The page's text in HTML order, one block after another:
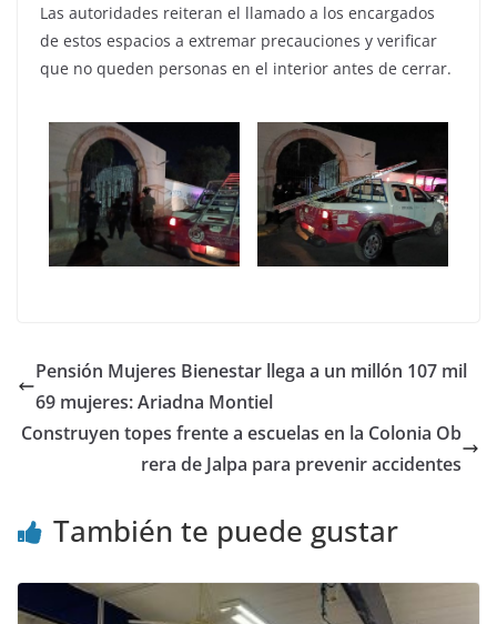
Las autoridades reiteran el llamado a los encargados
de estos espacios a extremar precauciones y verificar
que no queden personas en el interior antes de cerrar.
Pensión Mujeres Bienestar llega a un millón 107 mil
69 mujeres: Ariadna Montiel
Construyen topes frente a escuelas en la Colonia Ob
rera de Jalpa para prevenir accidentes
También te puede gustar